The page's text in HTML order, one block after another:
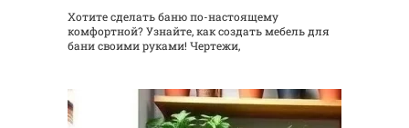
Хотите сделать баню по-настоящему
комфортной? Узнайте, как создать мебель для
бани своими руками! Чертежи,